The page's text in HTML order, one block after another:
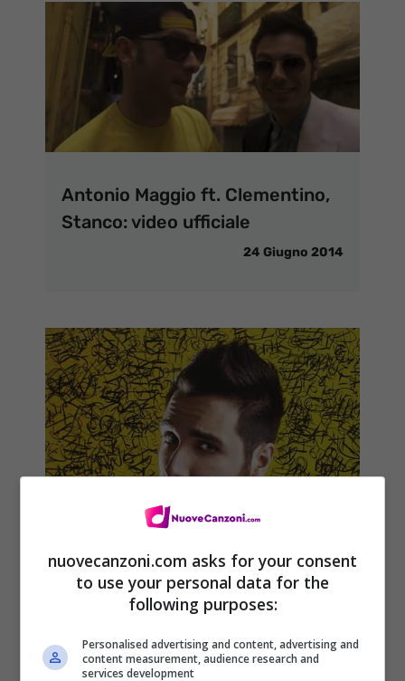
Antonio Maggio ft. Clementino,
Stanco: video ufficiale
24 Giugno 2014
nuovecanzoni.com asks for your consent
to use your personal data for the
following purposes:
Personalised advertising and content, advertising and
content measurement, audience research and
services development